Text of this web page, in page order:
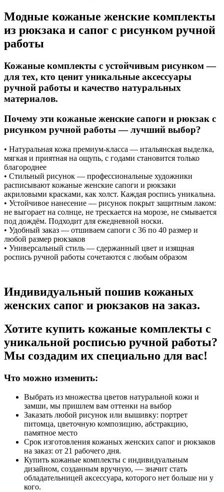
Модные кожаные женские комплекты
из рюкзака и сапог с рисунком ручной
работы
Кожаные комплекты с устойчивым рисунком —
для тех, кто ценит уникальные аксессуары
ручной работы и качество натуральных
материалов.
Почему эти кожаные женские сапоги и рюкзак с
рисунком ручной работы — лучший выбор?
• Натуральная кожа премиум-класса — итальянская выделка,
мягкая и приятная на ощупь, с годами становится только
благороднее
• Стильный рисунок — профессиональные художники
расписывают кожаные женские сапоги и рюкзаки
акриловыми красками, как холст. Каждая роспись уникальна.
• Устойчивое нанесение — рисунок покрыт защитным лаком:
не выгорает на солнце, не трескается на морозе, не смывается
под дождём. Подходит для ежедневной носки.
• Удобный заказ — отшиваем сапоги с 36 по 40 размер и
любой размер рюкзаков
• Универсальный стиль — сдержанный цвет и изящная
роспись ручной работы сочетаются с любым образом
Индивидуальный пошив кожаных
женских сапог и рюкзаков на заказ.
Хотите купить кожаные комплекты с
уникальной росписью ручной работы?
Мы создадим их специально для вас!
Что можно изменить:
Выбрать из множества цветов натуральной кожи и
замши, мы пришлем вам оттенки на выбор
Заказать любой рисунок или вышивку: портрет
питомца, цветочную композицию, абстракцию,
памятное место
Срок изготовления кожаных женских сапог и рюкзаков
на заказ: от 21 рабочего дня.
Купить кожаные комплекты с индивидуальным
дизайном, созданным вручную, — значит стать
обладательницей аксессуара, которого нет больше ни у
кого.